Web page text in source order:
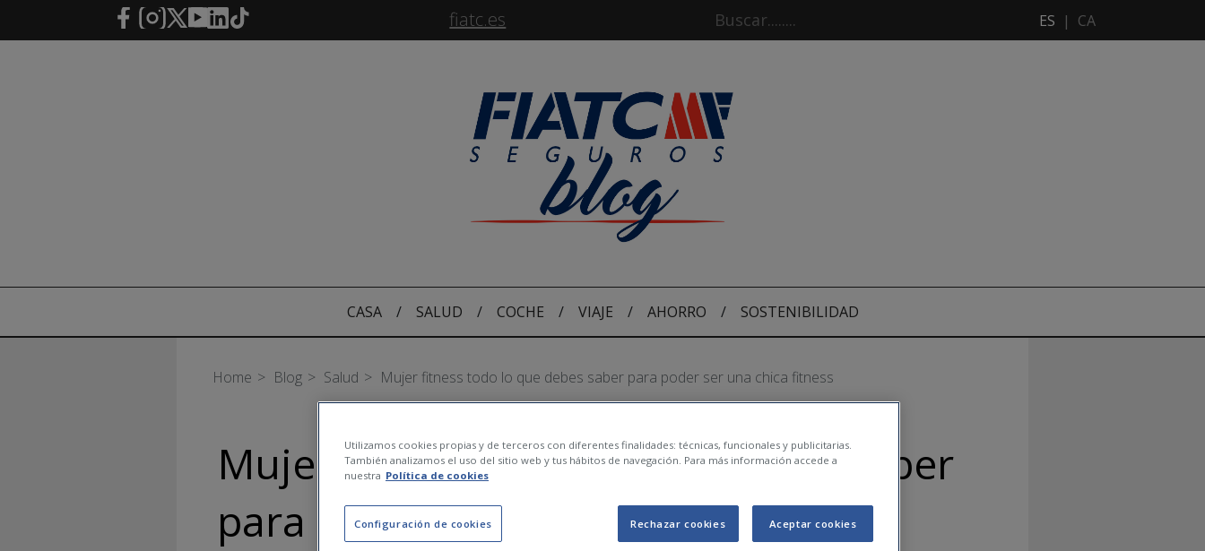
Saltar al contenido principal fiatc.es ES | CA
CASA / SALUD / COCHE / VIAJE / AHORRO / SOSTENIBILIDAD
Home Blog Salud Mujer fitness todo lo que debes saber para poder ser una chica fitness
Mujer fitness todo lo que debes saber
para poder ser una chica fitness
Utilizamos cookies propias y de terceros con diferentes finalidades: técnicas, funcionales y publicitarias.
También analizamos el uso del sitio web y tus hábitos de navegación. Para más información accede a
nuestra Política de cookies
Configuración de cookies Rechazar cookies Aceptar cookies